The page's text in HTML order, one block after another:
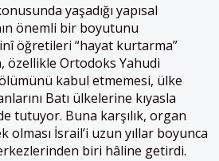
yaşadığı yapısal
önemli bir boyutunu
öğretileri “hayat kurtarma”
özellikle Ortodoks Yahudi
kabul etmemesi, ülke
Batı ülkelerine kıyasla
tutuyor. Buna karşılık, organ
olması İsrail’i uzun yıllar boyunca
biri hâline getirdi.